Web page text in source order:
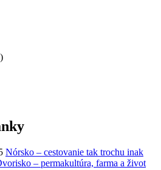
Nórsko – cestovanie tak trochu inak
– permakultúra, farma a život